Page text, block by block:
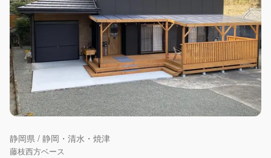
静岡県 / 静岡・清水・焼津
藤枝西方ベース